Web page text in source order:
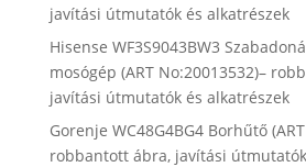
javítási útmutatók és alkatrészek
Hisense WF3S9043BW3
mosógép (ART No:20013532)–
javítási útmutatók és alkatrészek
Gorenje WC48G4BG4 Borhűtő
robbantott ábra, javítási